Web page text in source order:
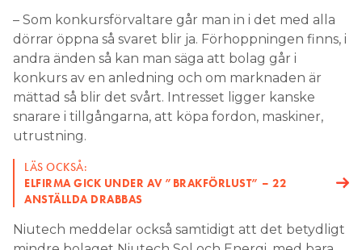
– Som konkursförvaltare går man in i det med alla
dörrar öppna så svaret blir ja. Förhoppningen finns, i
andra änden så kan man säga att bolag går i
konkurs av en anledning och om marknaden är
mättad så blir det svårt. Intresset ligger kanske
snarare i tillgångarna, att köpa fordon, maskiner,
utrustning.
LÄS OCKSÅ:
ELFIRMA GICK UNDER AV ”BRAKFÖRLUST” – 22
ANSTÄLLDA DRABBAS
Niutech meddelar också samtidigt att det betydligt